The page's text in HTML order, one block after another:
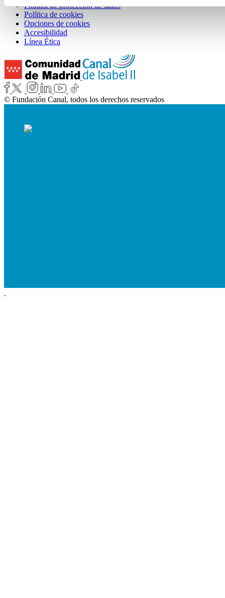
Política de protección de datos
Política de cookies
Opciones de cookies
Accesibilidad
Línea Ética
© Fundación Canal, todos los derechos reservados